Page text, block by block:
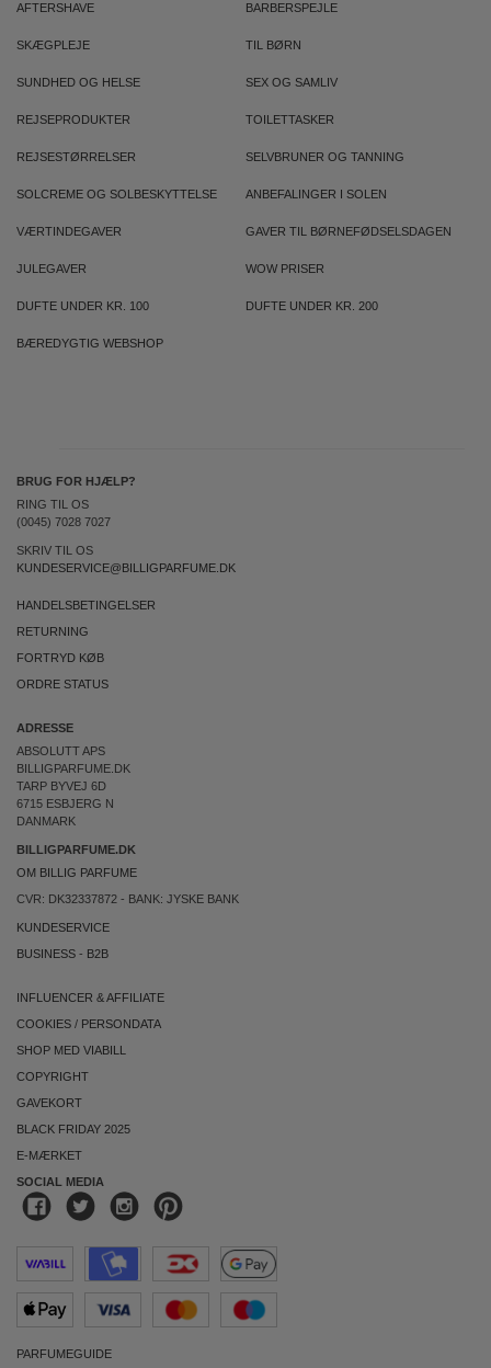
AFTERSHAVE BARBERSPEJLE
SKÆGPLEJE TIL BØRN
SUNDHED OG HELSE SEX OG SAMLIV
REJSEPRODUKTER TOILETTASKER
REJSESTØRRELSER SELVBRUNER OG TANNING
SOLCREME OG SOLBESKYTTELSE ANBEFALINGER I SOLEN
VÆRTINDEGAVER GAVER TIL BØRNEFØDSELSDAGEN
JULEGAVER WOW PRISER
DUFTE UNDER KR. 100 DUFTE UNDER KR. 200
BÆREDYGTIG WEBSHOP
BRUG FOR HJÆLP?
RING TIL OS
(0045) 7028 7027
SKRIV TIL OS
KUNDESERVICE@BILLIGPARFUME.DK
HANDELSBETINGELSER
RETURNING
FORTRYD KØB
ORDRE STATUS
ADRESSE
ABSOLUTT APS
BILLIGPARFUME.DK
TARP BYVEJ 6D
6715 ESBJERG N
DANMARK
BILLIGPARFUME.DK
OM BILLIG PARFUME
CVR: DK32337872 - BANK: JYSKE BANK
KUNDESERVICE
BUSINESS - B2B
INFLUENCER & AFFILIATE
COOKIES / PERSONDATA
SHOP MED VIABILL
COPYRIGHT
GAVEKORT
BLACK FRIDAY 2025
E-MÆRKET
SOCIAL MEDIA
PARFUMEGUIDE